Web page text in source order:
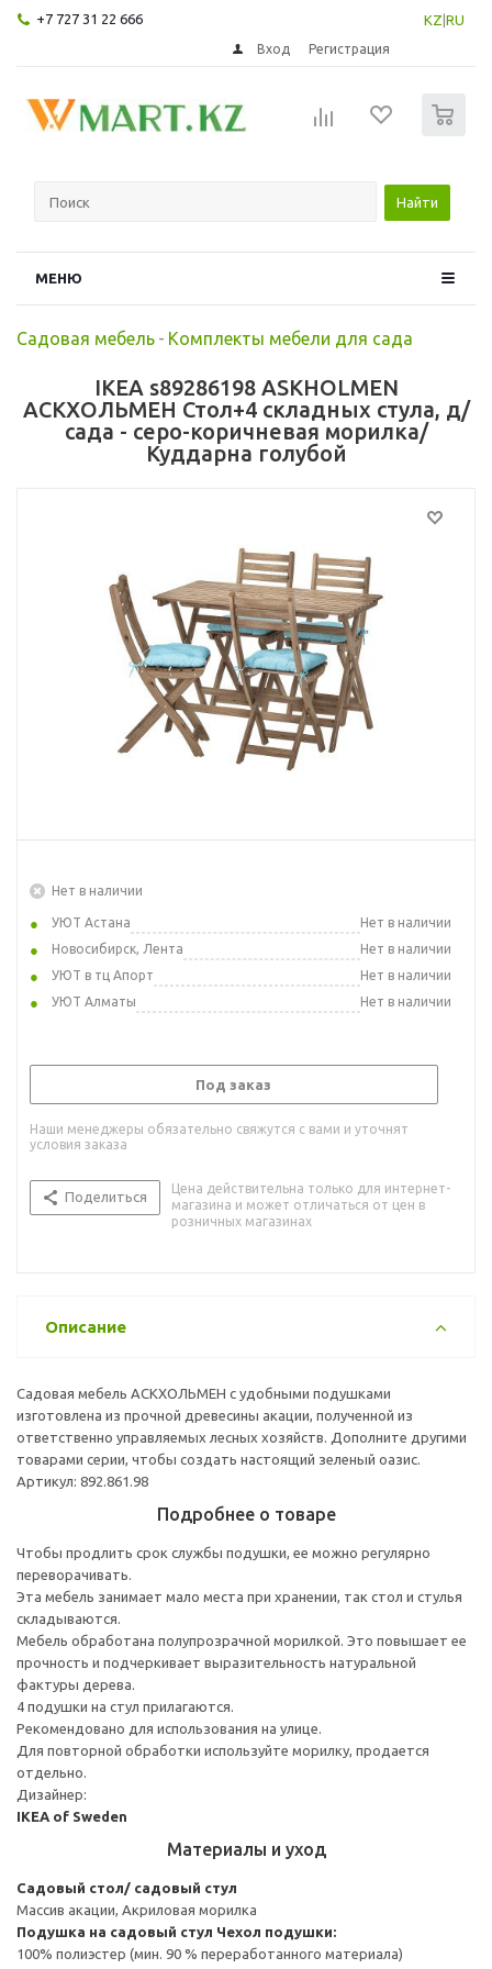
+7 727 31 22 666 KZ RU
Вход Регистрация
Найти
МЕНЮ
Садовая мебель - Комплекты мебели для сада
IKEA s89286198 ASKHOLMEN
АСКХОЛЬМЕН Стол+4 складных стула, д/
сада - серо-коричневая морилка/
Куддарна голубой
Нет в наличии
УЮТ Астана
Нет в наличии
Новосибирск, Лента
Нет в наличии
УЮТ в тц Апорт
Нет в наличии
УЮТ Алматы
Нет в наличии
Под заказ
Наши менеджеры обязательно свяжутся с вами и уточнят
условия заказа
Поделиться
Цена действительна только для интернет-
магазина и может отличаться от цен в
розничных магазинах
Описание
Садовая мебель АСКХОЛЬМЕН с удобными подушками
изготовлена из прочной древесины акации, полученной из
ответственно управляемых лесных хозяйств. Дополните другими
товарами серии, чтобы создать настоящий зеленый оазис.
Артикул: 892.861.98
Подробнее о товаре
Чтобы продлить срок службы подушки, ее можно регулярно
переворачивать.
Эта мебель занимает мало места при хранении, так стол и стулья
складываются.
Мебель обработана полупрозрачной морилкой. Это повышает ее
прочность и подчеркивает выразительность натуральной
фактуры дерева.
4 подушки на стул прилагаются.
Рекомендовано для использования на улице.
Для повторной обработки используйте морилку, продается
отдельно.
Дизайнер:
IKEA of Sweden
Материалы и уход
Садовый стол/ садовый стул
Массив акации, Акриловая морилка
Подушка на садовый стул Чехол подушки:
100% полиэстер (мин. 90 % переработанного материала)